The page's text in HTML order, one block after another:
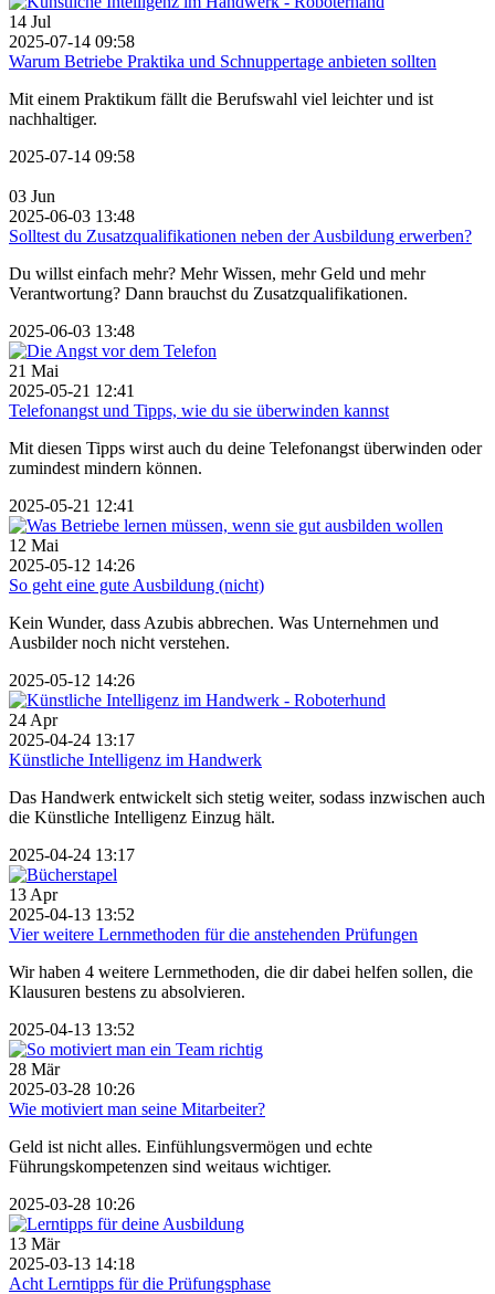
14 Jul
2025-07-14 09:58
Warum Betriebe Praktika und Schnuppertage anbieten sollten
Mit einem Praktikum fällt die Berufswahl viel leichter und ist
nachhaltiger.
2025-07-14 09:58
03 Jun
2025-06-03 13:48
Solltest du Zusatzqualifikationen neben der Ausbildung erwerben?
Du willst einfach mehr? Mehr Wissen, mehr Geld und mehr
Verantwortung? Dann brauchst du Zusatzqualifikationen.
2025-06-03 13:48
21 Mai
2025-05-21 12:41
Telefonangst und Tipps, wie du sie überwinden kannst
Mit diesen Tipps wirst auch du deine Telefonangst überwinden oder
zumindest mindern können.
2025-05-21 12:41
12 Mai
2025-05-12 14:26
So geht eine gute Ausbildung (nicht)
Kein Wunder, dass Azubis abbrechen. Was Unternehmen und
Ausbilder noch nicht verstehen.
2025-05-12 14:26
24 Apr
2025-04-24 13:17
Künstliche Intelligenz im Handwerk
Das Handwerk entwickelt sich stetig weiter, sodass inzwischen auch
die Künstliche Intelligenz Einzug hält.
2025-04-24 13:17
13 Apr
2025-04-13 13:52
Vier weitere Lernmethoden für die anstehenden Prüfungen
Wir haben 4 weitere Lernmethoden, die dir dabei helfen sollen, die
Klausuren bestens zu absolvieren.
2025-04-13 13:52
28 Mär
2025-03-28 10:26
Wie motiviert man seine Mitarbeiter?
Geld ist nicht alles. Einfühlungsvermögen und echte
Führungskompetenzen sind weitaus wichtiger.
2025-03-28 10:26
13 Mär
2025-03-13 14:18
Acht Lerntipps für die Prüfungsphase